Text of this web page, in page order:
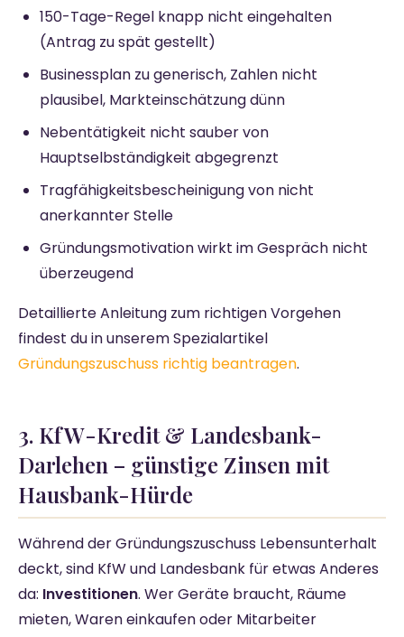
150-Tage-Regel knapp nicht eingehalten
(Antrag zu spät gestellt)
Businessplan zu generisch, Zahlen nicht
plausibel, Markteinschätzung dünn
Nebentätigkeit nicht sauber von
Hauptselbständigkeit abgegrenzt
Tragfähigkeitsbescheinigung von nicht
anerkannter Stelle
Gründungsmotivation wirkt im Gespräch nicht
überzeugend
Detaillierte Anleitung zum richtigen Vorgehen
findest du in unserem Spezialartikel
Gründungszuschuss richtig beantragen.
3. KfW-Kredit & Landesbank-
Darlehen – günstige Zinsen mit
Hausbank-Hürde
Während der Gründungszuschuss Lebensunterhalt
deckt, sind KfW und Landesbank für etwas Anderes
da: Investitionen. Wer Geräte braucht, Räume
mieten, Waren einkaufen oder Mitarbeiter